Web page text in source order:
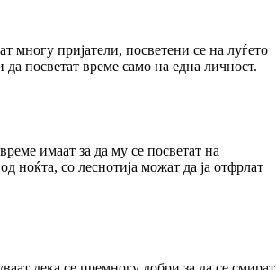
многу пријатели, посветени се на луѓето
посветат време само на една личност.
имаат за да му се посветат на
ноќта, со леснотија можат да ја отфрлат